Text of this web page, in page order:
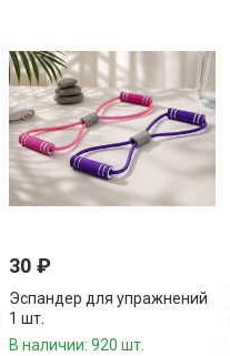
30 ₽
Эспандер для упражнений
1 шт.
В наличии: 920 шт.